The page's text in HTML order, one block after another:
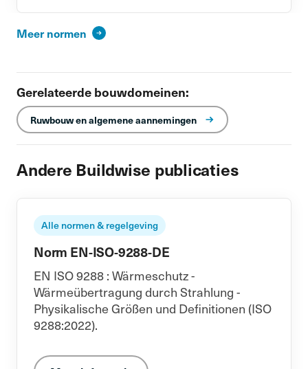
Meer normen
Gerelateerde bouwdomeinen:
Ruwbouw en algemene aannemingen
Andere Buildwise publicaties
Alle normen & regelgeving
Norm EN-ISO-9288-DE
EN ISO 9288 : Wärmeschutz -
Wärmeübertragung durch Strahlung -
Physikalische Größen und Definitionen (ISO
9288:2022).